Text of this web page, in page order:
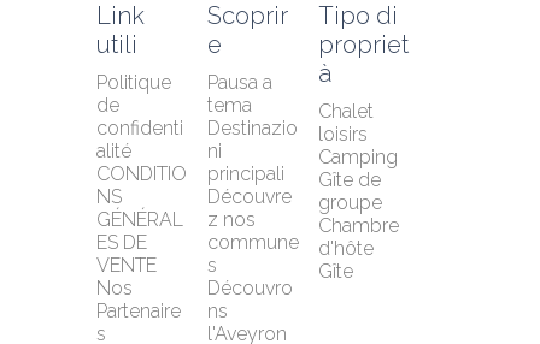
Link
utili
Politique
de
confidenti
alité
CONDITIO
NS
GÉNÉRAL
ES DE
VENTE
Nos
Partenaire
s
Scoprir
e
Pausa a
tema
Destinazio
ni
principali
Découvre
z nos
commune
s
Découvro
ns
l'Aveyron
Tipo di
propriet
à
Chalet
loisirs
Camping
Gîte de
groupe
Chambre
d'hôte
Gîte